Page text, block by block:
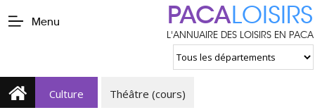
Menu PACALOISIRS
L'ANNUAIRE DES LOISIRS EN PACA
Culture Théâtre (cours)